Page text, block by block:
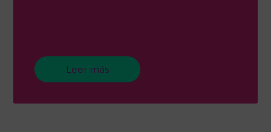
Leer más